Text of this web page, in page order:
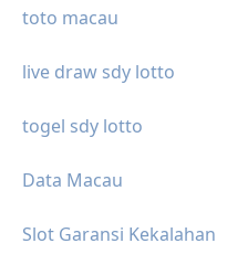
toto macau
live draw sdy lotto
togel sdy lotto
Data Macau
Slot Garansi Kekalahan